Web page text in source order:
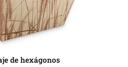
de hexágonos